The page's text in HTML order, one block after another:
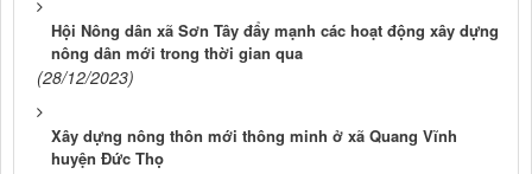
Hội Nông dân xã Sơn Tây đẩy mạnh các hoạt động xây dựng
nông dân mới trong thời gian qua
(28/12/2023)
Xây dựng nông thôn mới thông minh ở xã Quang Vĩnh
huyện Đức Thọ